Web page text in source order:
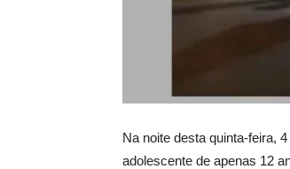
Na noite desta quinta-feira,
adolescente de apenas 12